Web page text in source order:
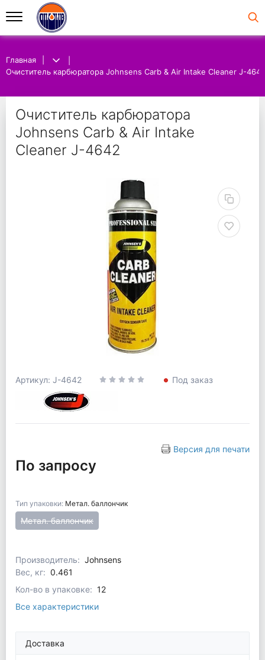
Главная
Очиститель карбюратора Johnsens Carb & Air Intake Cleaner J-4642
Очиститель карбюратора
Johnsens Carb & Air Intake
Cleaner J-4642
Артикул: J-4642 Под заказ
Версия для печати
По запросу
Тип упаковки: Метал. баллончик
Метал. баллончик
Производитель: Johnsens
Вес, кг: 0.461
Кол-во в упаковке: 12
Все характеристики
Доставка